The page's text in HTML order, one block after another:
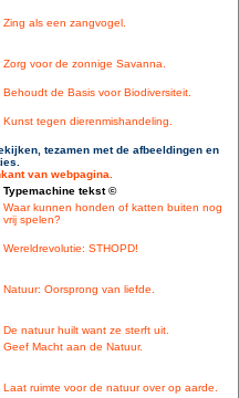
Zing als een zangvogel.
Zorg voor de zonnige Savanna.
Behoudt de Basis voor Biodiversiteit.
Kunst tegen dierenmishandeling.
tezamen met de afbeeldingen en
van webpagina.
Typemachine tekst ©
Waar kunnen honden of katten buiten nog
vrij spelen?
Wereldrevolutie: STHOPD!
Natuur: Oorsprong van liefde.
De natuur huilt want ze sterft uit.
Geef Macht aan de Natuur.
Laat ruimte voor de natuur over op aarde.